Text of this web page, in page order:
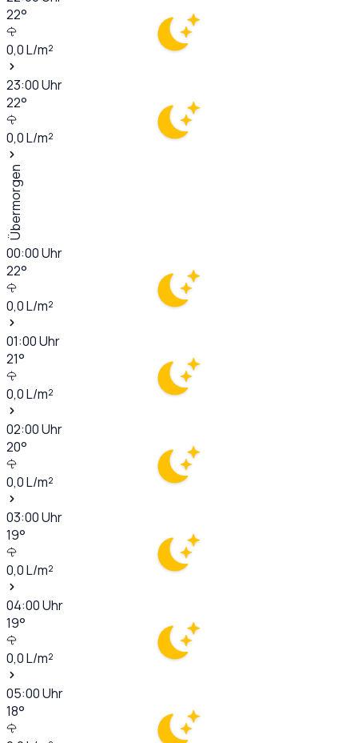
22°
0,0L/m²
23:00Uhr
22°
0,0L/m²
Übermorgen
00:00Uhr
22°
0,0L/m²
01:00Uhr
21°
0,0L/m²
02:00Uhr
20°
0,0L/m²
03:00Uhr
19°
0,0L/m²
04:00Uhr
19°
0,0L/m²
05:00Uhr
18°